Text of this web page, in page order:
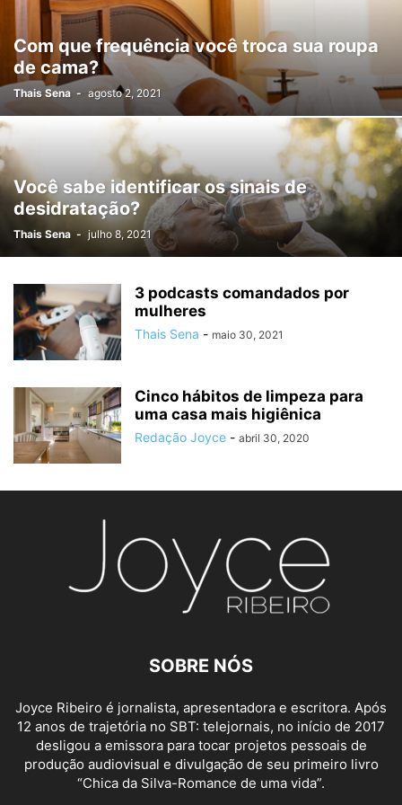
Com que frequência você troca sua roupa
de cama?
Thais Sena - agosto 2, 2021
Você sabe identificar os sinais de
desidratação?
Thais Sena - julho 8, 2021
3 podcasts comandados por
mulheres
Thais Sena - maio 30, 2021
Cinco hábitos de limpeza para
uma casa mais higiênica
Redação Joyce - abril 30, 2020
SOBRE NÓS
Joyce Ribeiro é jornalista, apresentadora e escritora. Após
12 anos de trajetória no SBT: telejornais, no início de 2017
desligou a emissora para tocar projetos pessoais de
produção audiovisual e divulgação de seu primeiro livro
“Chica da Silva-Romance de uma vida”.